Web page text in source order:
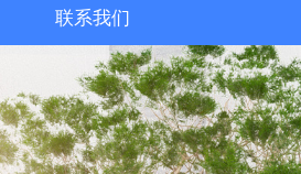
联系我们